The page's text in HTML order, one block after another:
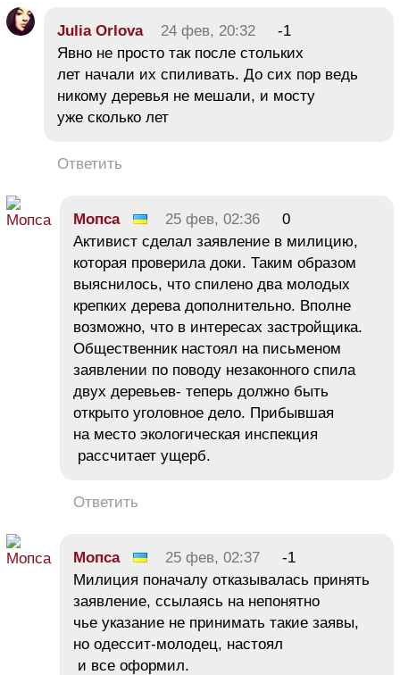
Julia Orlova 24 фев, 20:32
-1
Явно не просто так после стольких
лет начали их спиливать. До сих пор ведь
никому деревья не мешали, и мосту
уже сколько лет
Ответить
Мопса 25 фев, 02:36
0
Активист сделал заявление в милицию,
которая проверила доки. Таким образом
выяснилось, что спилено два молодых
крепких дерева дополнительно. Вполне
возможно, что в интересах застройщика.
Общественник настоял на письменом
заявлении по поводу незаконного спила
двух деревьев- теперь должно быть
открыто уголовное дело. Прибывшая
на место экологическая инспекция
рассчитает ущерб.
Ответить
Мопса 25 фев, 02:37
-1
Милиция поначалу отказывалась принять
заявление, ссылаясь на непонятно
чье указание не принимать такие заявы,
но одессит-молодец, настоял
и все оформил.